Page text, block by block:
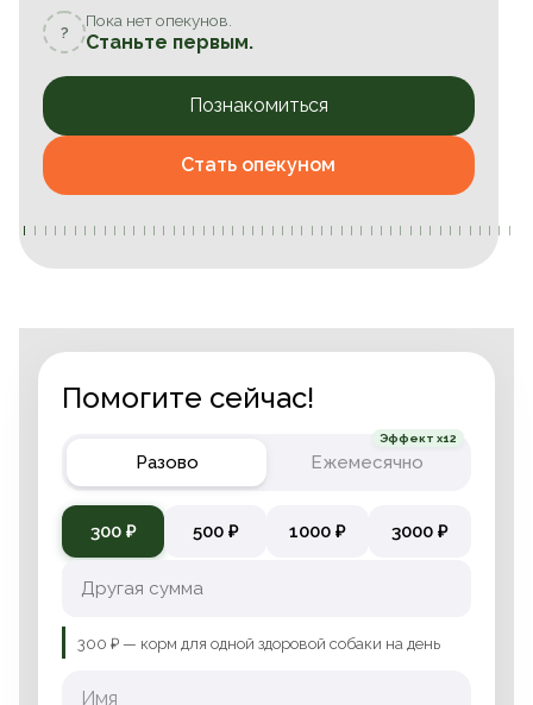
?
Пока нет опекунов.
Станьте первым.
Познакомиться
Стать опекуном
Помогите сейчас!
Разово Ежемесячно
Эффект x12
300 ₽ 500 ₽ 1000 ₽ 3000 ₽
300 ₽ — корм для одной здоровой собаки на день
Имя